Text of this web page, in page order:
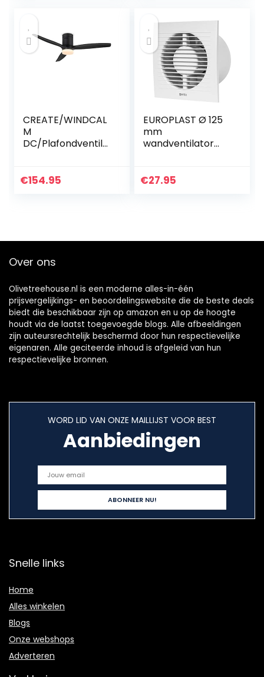
CREATE/WINDCAL
M
DC/Plafondventila
LED-licht, timer
€154.95
EUROPLAST Ø 125
mm
wandventilator
toilet badkamer –
€27.95
Over ons
Olivetreehouse.nl is een moderne alles-in-één
prijsvergelijkings- en beoordelingswebsite die de beste deals
biedt die beschikbaar zijn op amazon en u op de hoogte
houdt via de laatst toegevoegde blogs. Alle afbeeldingen
zijn auteursrechtelijk beschermd door hun respectievelijke
eigenaren. Alle geciteerde inhoud is afgeleid van hun
respectievelijke bronnen.
WORD LID VAN ONZE MAILLIJST VOOR BEST
Aanbiedingen
Snelle links
Home
Alles winkelen
Blogs
Onze webshops
Adverteren